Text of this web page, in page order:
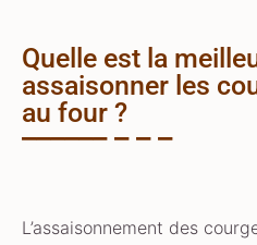
Quelle est la
assaisonner les
au four ?
L’assaisonnement des